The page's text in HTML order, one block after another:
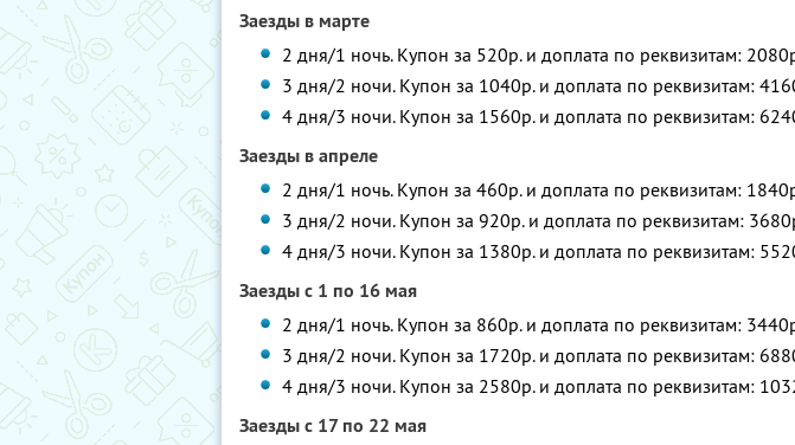
Заезды в марте
2 дня/1 ночь. Купон за 520р. и доплата по реквизитам:
3 дня/2 ночи. Купон за 1040р. и доплата по реквизитам:
4 дня/3 ночи. Купон за 1560р. и доплата по реквизитам:
Заезды в апреле
2 дня/1 ночь. Купон за 460р. и доплата по реквизитам:
3 дня/2 ночи. Купон за 920р. и доплата по реквизитам:
4 дня/3 ночи. Купон за 1380р. и доплата по реквизитам:
Заезды с 1 по 16 мая
2 дня/1 ночь. Купон за 860р. и доплата по реквизитам:
3 дня/2 ночи. Купон за 1720р. и доплата по реквизитам:
4 дня/3 ночи. Купон за 2580р. и доплата по реквизитам:
Заезды с 17 по 22 мая